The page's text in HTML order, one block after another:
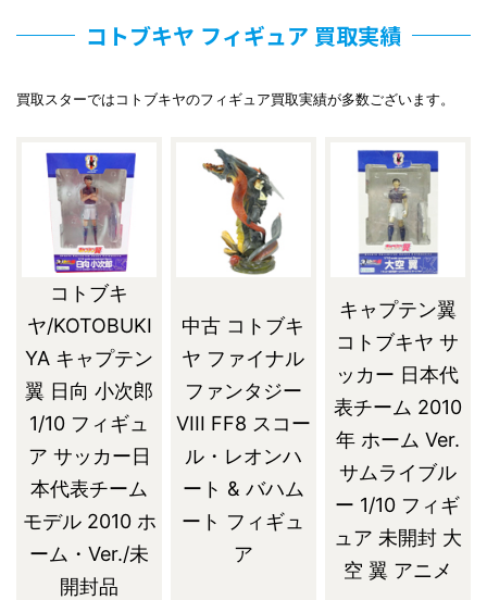
コトブキヤ フィギュア 買取実績
買取スターではコトブキヤのフィギュア買取実績が多数ございます。
コトブキ
ヤ/KOTOBUKI
YA キャプテン
翼 日向 小次郎
1/10 フィギュ
ア サッカー日
本代表チーム
モデル 2010 ホ
ーム・Ver./未
開封品
中古 コトブキ
ヤ ファイナル
ファンタジー
VIII FF8 スコー
ル・レオンハ
ート & バハム
ート フィギュ
ア
キャプテン翼
コトブキヤ サ
ッカー 日本代
表チーム 2010
年 ホーム Ver.
サムライブル
ー 1/10 フィギ
ュア 未開封 大
空 翼 アニメ